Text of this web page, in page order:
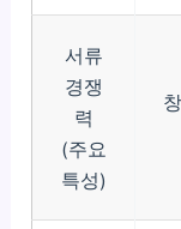
서류
경쟁
력
(주요
특성)